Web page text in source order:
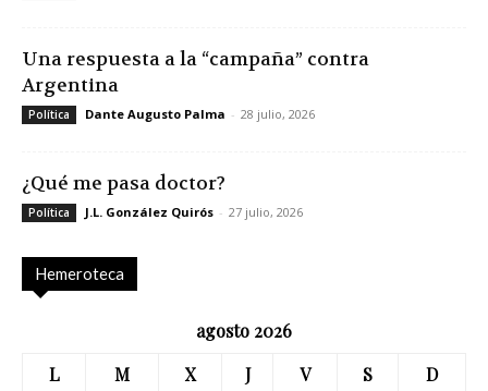
Una respuesta a la “campaña” contra
Argentina
Política Dante Augusto Palma - 28 julio, 2026
¿Qué me pasa doctor?
Política J.L. González Quirós - 27 julio, 2026
Hemeroteca
agosto 2026
L
M X J V S
D